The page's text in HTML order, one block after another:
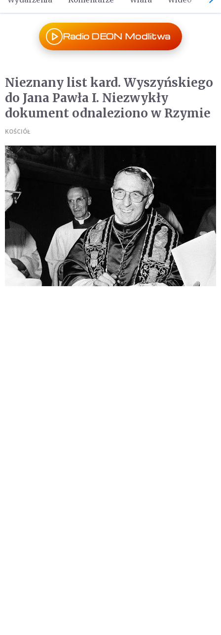
Radio DEON Modlitwa
Nieznany list kard. Wyszyńskiego
do Jana Pawła I. Niezwykły
dokument odnaleziono w Rzymie
KOŚCIÓŁ